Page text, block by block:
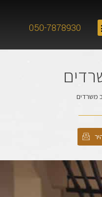
050-7878930
משרדים